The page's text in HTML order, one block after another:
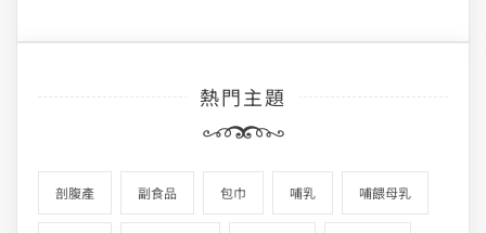
熱門主題
剖腹產 副食品 包巾 哺乳 哺餵母乳